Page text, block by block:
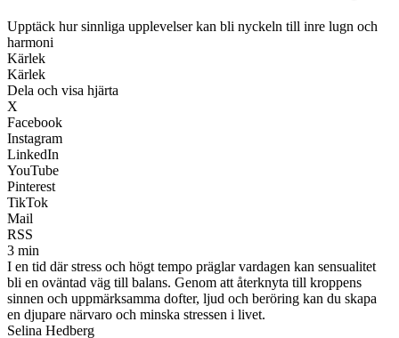
Upptäck hur sinnliga upplevelser kan bli nyckeln till inre lugn och
harmoni
Kärlek
Kärlek
Dela och visa hjärta
X
Facebook
Instagram
LinkedIn
YouTube
Pinterest
TikTok
Mail
RSS
3 min
I en tid där stress och högt tempo präglar vardagen kan sensualitet
bli en oväntad väg till balans. Genom att återknyta till kroppens
sinnen och uppmärksamma dofter, ljud och beröring kan du skapa
en djupare närvaro och minska stressen i livet.
Selina Hedberg